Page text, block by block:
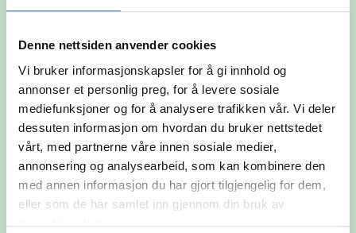
Denne nettsiden anvender cookies
Vi bruker informasjonskapsler for å gi innhold og
annonser et personlig preg, for å levere sosiale
mediefunksjoner og for å analysere trafikken vår. Vi deler
dessuten informasjon om hvordan du bruker nettstedet
vårt, med partnerne våre innen sosiale medier,
annonsering og analysearbeid, som kan kombinere den
med annen informasjon du har gjort tilgjengelig for dem,
eller som de har samlet inn gjennom din bruk av
tjenestene deres.
og arbeidsmåte.